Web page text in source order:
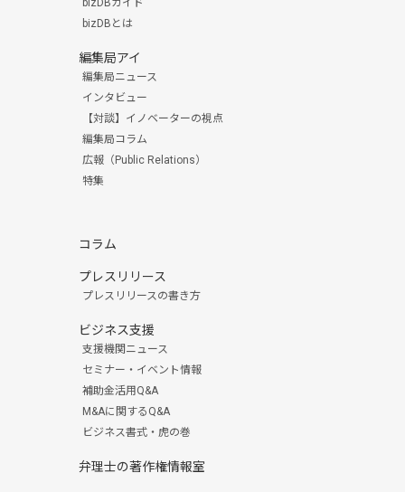
bizDBガイド
bizDBとは
編集局アイ
編集局ニュース
インタビュー
【対談】イノベーターの視点
編集局コラム
広報（Public Relations）
特集
コラム
プレスリリース
プレスリリースの書き方
ビジネス支援
支援機関ニュース
セミナー・イベント情報
補助金活用Q&A
M&Aに関するQ&A
ビジネス書式・虎の巻
弁理士の著作権情報室